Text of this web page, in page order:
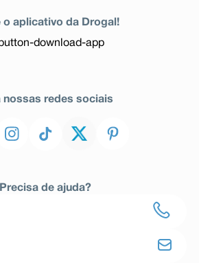
o aplicativo da Drogal!
nossas redes sociais
Precisa de ajuda?